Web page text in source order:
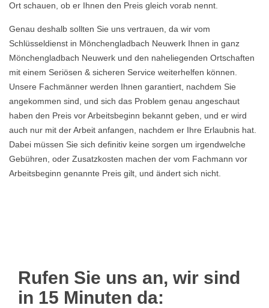
Ort schauen, ob er Ihnen den Preis gleich vorab nennt.
Genau deshalb sollten Sie uns vertrauen, da wir vom
Schlüsseldienst in Mönchengladbach Neuwerk Ihnen in ganz
Mönchengladbach Neuwerk und den naheliegenden Ortschaften
mit einem Seriösen & sicheren Service weiterhelfen können.
Unsere Fachmänner werden Ihnen garantiert, nachdem Sie
angekommen sind, und sich das Problem genau angeschaut
haben den Preis vor Arbeitsbeginn bekannt geben, und er wird
auch nur mit der Arbeit anfangen, nachdem er Ihre Erlaubnis hat.
Dabei müssen Sie sich definitiv keine sorgen um irgendwelche
Gebühren, oder Zusatzkosten machen der vom Fachmann vor
Arbeitsbeginn genannte Preis gilt, und ändert sich nicht.
Rufen Sie uns an, wir sind
in 15 Minuten da: